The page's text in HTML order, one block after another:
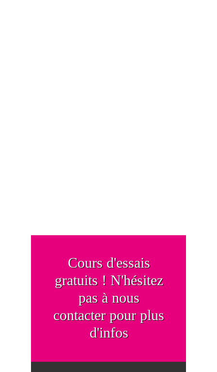
Cours d'essais
gratuits ! N'hésitez
pas à nous
contacter pour plus
d'infos